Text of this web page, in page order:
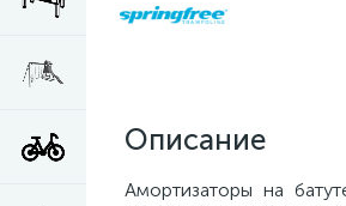
Описание
Амортизаторы на